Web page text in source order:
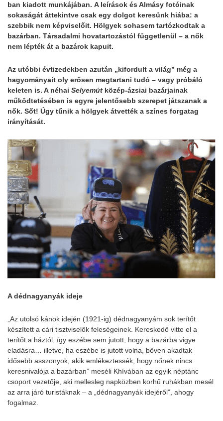
ban kiadott munkájában. A leírások és Almásy fotóinak
sokaságát áttekintve csak egy dolgot keresünk hiába: a
szebbik nem képviselőit. Hölgyek sohasem tartózkodtak a
bazárban. Társadalmi hovatartozástól függetlenül – a nők
nem lépték át a bazárok kapuit.
Az utóbbi évtizedekben azután „kifordult a világ” még a
hagyományait oly erősen megtartani tudó – vagy próbáló
keleten is. A néhai Selyemút közép-ázsiai bazárjainak
működtetésében is egyre jelentősebb szerepet játszanak a
nők. Sőt! Úgy tűnik a hölgyek átvették a színes forgatag
irányítását.
A dédnagyanyák ideje
„Az utolsó kánok idején (1921-ig) dédnagyanyám sok terítőt
készített a cári tisztviselők feleségeinek. Kereskedő vitte el a
terítőt a háztól, így eszébe sem jutott, hogy a bazárba vigye
eladásra… illetve, ha eszébe is jutott volna, bőven akadtak
idősebb asszonyok, akik emlékeztessék, hogy nőnek nincs
keresnivalója a bazárban” meséli Khívában az egyik néptánc
csoport vezetője, aki mellesleg napközben korhű ruhákban mesél
az arra járó turistáknak – a „dédnagyanyák idejéről”, ahogy
fogalmaz.